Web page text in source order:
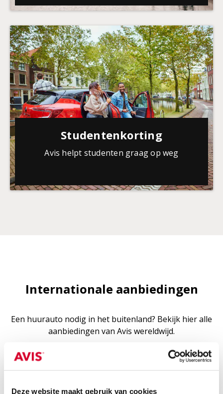
Deze website maakt gebruik van cookies
Studentenkorting
Avis helpt studenten graag op weg
Internationale aanbiedingen
Een huurauto nodig in het buitenland? Bekijk hier alle
aanbiedingen van Avis wereldwijd.